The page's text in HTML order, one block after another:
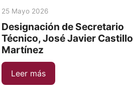
25 Mayo 2026
Designación de Secretario
Técnico, José Javier Castillo
Martínez
Leer más